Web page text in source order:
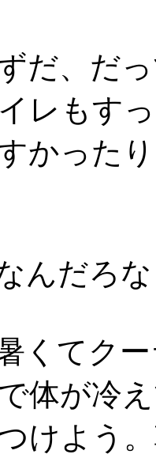
だ、だ
レもす
かった
んだろ
くてク
体が冷
けよう